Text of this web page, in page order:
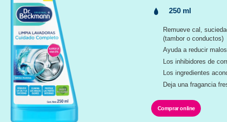
Contenido:
250 ml
Remueve cal,
(tambor o conductos)
Ayuda a reducir
Los inhibidores de
Los ingredientes
Deja una fragancia
Comprar online